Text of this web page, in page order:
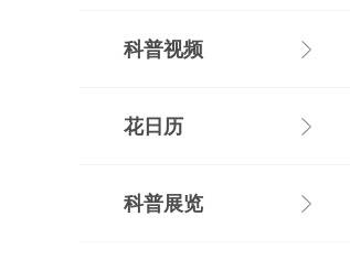
科普视频
花日历
科普展览